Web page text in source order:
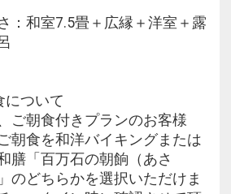
ぎる場合は、ご予約後ご連絡
。
ッフを用意しております。
マートステイを推進していま
和洋室スイート、最上階露天風
：和室7.5畳＋広縁＋洋室＋露
について
ご朝食付きプランのお客様
朝食を和洋バイキングまたは
膳「百万石の朝餉（あさ
のどちらかを選択いただけま